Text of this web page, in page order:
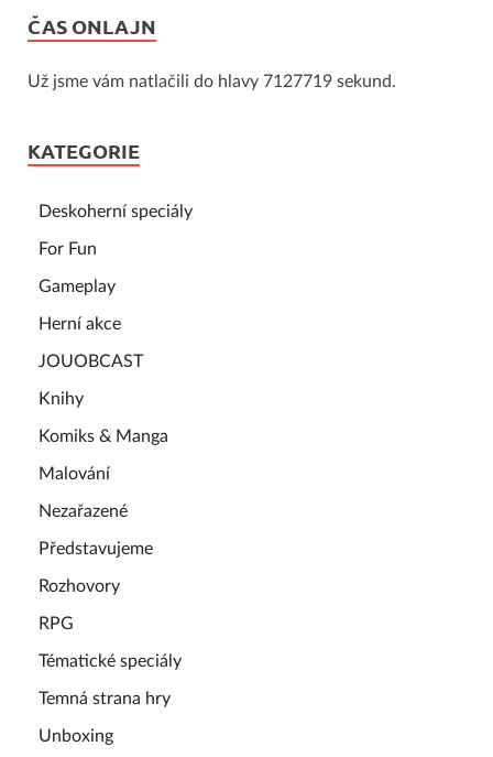
ČAS ONLAJN
Už jsme vám natlačili do hlavy 7127719 sekund.
KATEGORIE
Deskoherní speciály
For Fun
Gameplay
Herní akce
JOUOBCAST
Knihy
Komiks & Manga
Malování
Nezařazené
Představujeme
Rozhovory
RPG
Tématické speciály
Temná strana hry
Unboxing